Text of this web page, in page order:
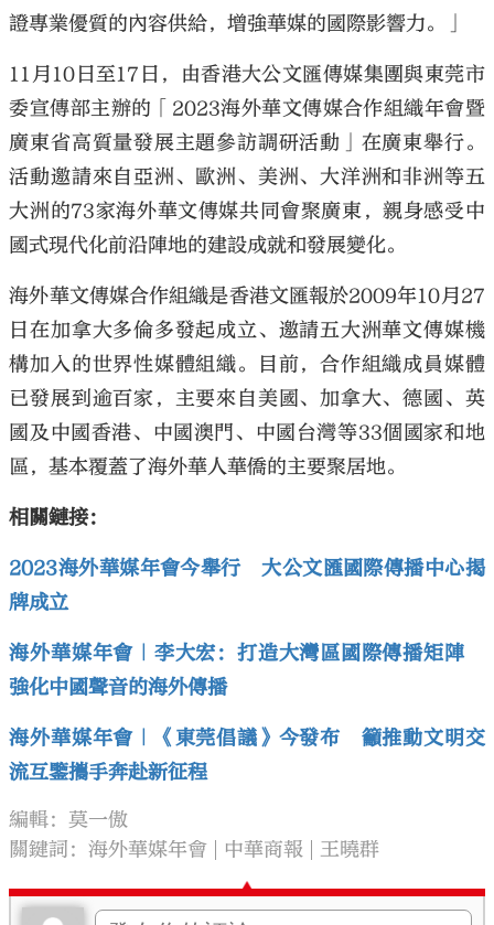
證專業優質的內容供給，增強華媒的國際影響力。」
11月10日至17日，由香港大公文匯傳媒集團與東莞市
委宣傳部主辦的「2023海外華文傳媒合作組織年會暨
廣東省高質量發展主題參訪調研活動」在廣東舉行。
活動邀請來自亞洲、歐洲、美洲、大洋洲和非洲等五
大洲的73家海外華文傳媒共同會聚廣東，親身感受中
國式現代化前沿陣地的建設成就和發展變化。
海外華文傳媒合作組織是香港文匯報於2009年10月27
日在加拿大多倫多發起成立、邀請五大洲華文傳媒機
構加入的世界性媒體組織。目前，合作組織成員媒體
已發展到逾百家，主要來自美國、加拿大、德國、英
國及中國香港、中國澳門、中國台灣等33個國家和地
區，基本覆蓋了海外華人華僑的主要聚居地。
相關鏈接：
2023海外華媒年會今舉行 大公文匯國際傳播中心揭
牌成立
海外華媒年會｜李大宏：打造大灣區國際傳播矩陣
強化中國聲音的海外傳播
海外華媒年會｜《東莞倡議》今發布 籲推動文明交
流互鑒攜手奔赴新征程
編輯：莫一傲
關鍵詞：海外華媒年會 中華商報 王曉群